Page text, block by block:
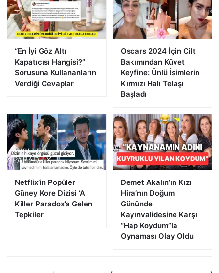
“En İyi Göz Altı
Kapatıcısı Hangisi?”
Sorusuna Kullananların
Verdiği Cevaplar
Oscars 2024 İçin Cilt
Bakımından Küvet
Keyfine: Ünlü İsimlerin
Kırmızı Halı Telaşı
Başladı
Netflix’in Popüler
Güney Kore Dizisi ‘A
Killer Paradox’a Gelen
Tepkiler
Demet Akalın’ın Kızı
Hira’nın Doğum
Gününde
Kayınvalidesine Karşı
“Hap Koydum”la
Oynaması Olay Oldu